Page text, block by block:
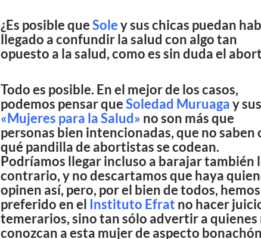
¿Es posible queSoley sus chicas puedan
llegado a confundir la salud con algo tan
opuesto a la salud, como es sin duda el
Todo es posible. En el mejor de los casos,
podemos pensar queSoledad Muruagay sus
«Mujeres para la Salud» no son más que
personas bien intencionadas, que no saben
qué pandilla de abortistas se codean.
Podríamos llegar incluso a barajar también
contrario, y no descartamos que haya
opinen así, pero, por el bien de todos, hemos
preferido en el Instituto Efrat no hacer
temerarios, sino tan sólo advertir a quienes
conozcan a esta mujer de aspecto